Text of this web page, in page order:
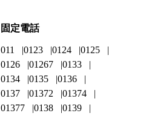
固定電話
011 0123 0124
0125
0126
01267
0133
0134
0135
0136
0137
01372
01374
01377
0138
0139